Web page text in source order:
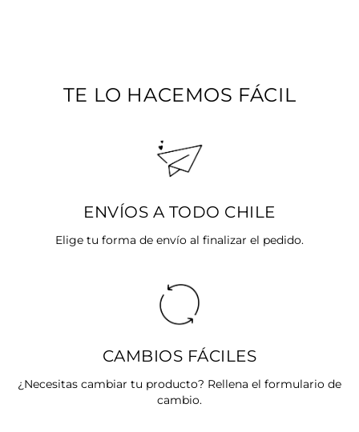
TE LO HACEMOS FÁCIL
ENVÍOS A TODO CHILE
Elige tu forma de envío al finalizar el pedido.
CAMBIOS FÁCILES
¿Necesitas cambiar tu producto? Rellena el formulario de
cambio.